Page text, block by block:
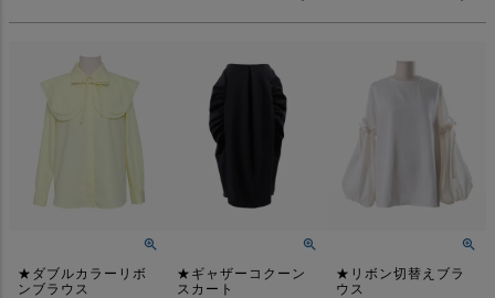
★ダブルカラーリボ
ンブラウス
★ギャザーコクーン
スカート
★リボン切替えブラ
ウス